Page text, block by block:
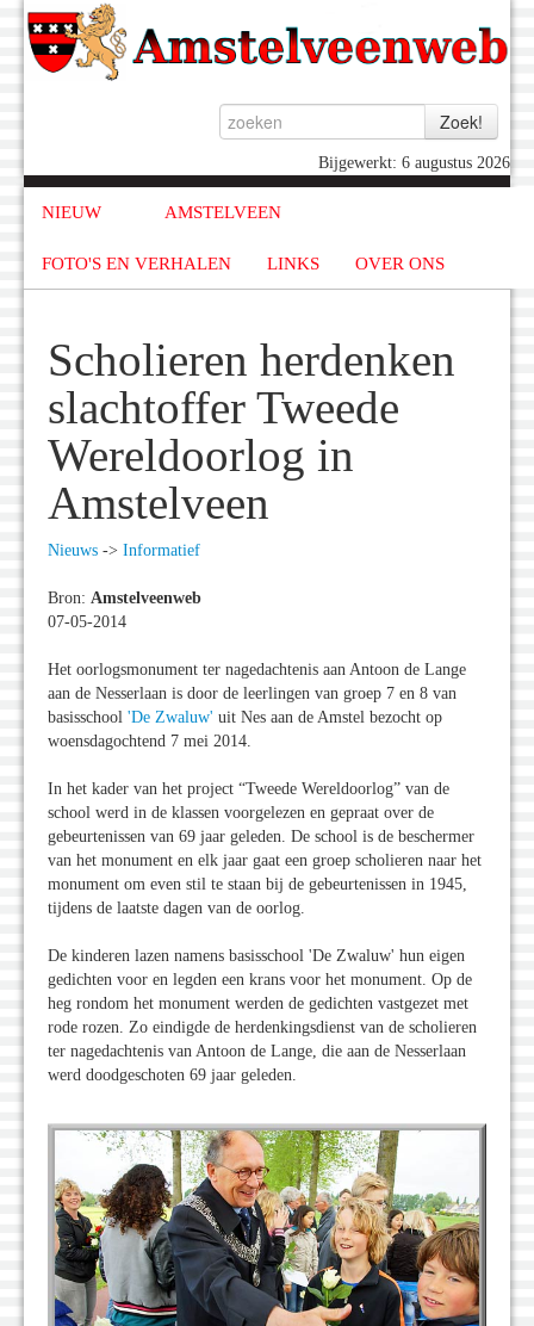
Bijgewerkt: 6 augustus 2026
NIEUW AMSTELVEEN
FOTO'S EN VERHALEN LINKS OVER ONS
Scholieren herdenken
slachtoffer Tweede
Wereldoorlog in
Amstelveen
Nieuws -> Informatief
Bron: Amstelveenweb
07-05-2014
Het oorlogsmonument ter nagedachtenis aan Antoon de Lange
aan de Nesserlaan is door de leerlingen van groep 7 en 8 van
basisschool 'De Zwaluw' uit Nes aan de Amstel bezocht op
woensdagochtend 7 mei 2014.
In het kader van het project “Tweede Wereldoorlog” van de
school werd in de klassen voorgelezen en gepraat over de
gebeurtenissen van 69 jaar geleden. De school is de beschermer
van het monument en elk jaar gaat een groep scholieren naar het
monument om even stil te staan bij de gebeurtenissen in 1945,
tijdens de laatste dagen van de oorlog.
De kinderen lazen namens basisschool 'De Zwaluw' hun eigen
gedichten voor en legden een krans voor het monument. Op de
heg rondom het monument werden de gedichten vastgezet met
rode rozen. Zo eindigde de herdenkingsdienst van de scholieren
ter nagedachtenis van Antoon de Lange, die aan de Nesserlaan
werd doodgeschoten 69 jaar geleden.